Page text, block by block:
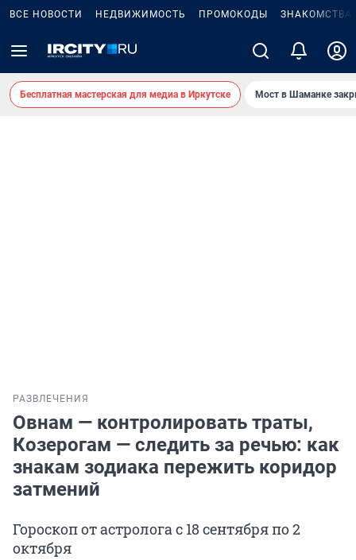
ВСЕ НОВОСТИ НЕДВИЖИМОСТЬ ПРОМОКОДЫ ЗНАКОМСТВА
Бесплатная мастерская для медиа в Иркутске Мост в Шаманке
РАЗВЛЕЧЕНИЯ
Овнам — контролировать траты,
Козерогам — следить за речью: как
знакам зодиака пережить коридор
затмений
Гороскоп от астролога с 18 сентября по 2
октября